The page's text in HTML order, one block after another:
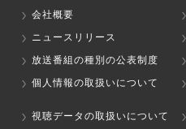
会社概要
ニュースリリース
放送番組の種別の公表制度
個人情報の取扱いについて
視聴データの取扱いについて